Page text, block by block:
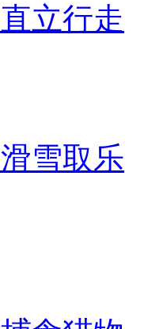
立行走
雪取乐